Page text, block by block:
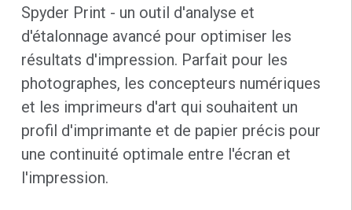
Spyder Print - un outil d'analyse et
d'étalonnage avancé pour optimiser les
résultats d'impression. Parfait pour les
photographes, les concepteurs numériques
et les imprimeurs d'art qui souhaitent un
profil d'imprimante et de papier précis pour
une continuité optimale entre l'écran et
l'impression.